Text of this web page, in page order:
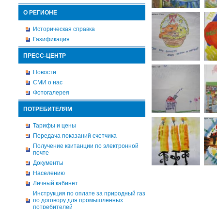
О РЕГИОНЕ
Историческая справка
Газификация
ПРЕСС-ЦЕНТР
Новости
СМИ о нас
Фотогалерея
ПОТРЕБИТЕЛЯМ
Тарифы и цены
Передача показаний счетчика
Получение квитанции по электронной
почте
Документы
Населению
Личный кабинет
Инструкция по оплате за природный газ
по договору для промышленных
потребителей